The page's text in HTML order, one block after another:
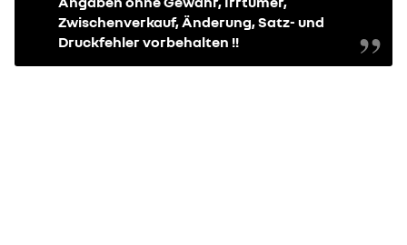
Zwischenverkauf, Änderung, Satz- und
Druckfehler vorbehalten !!